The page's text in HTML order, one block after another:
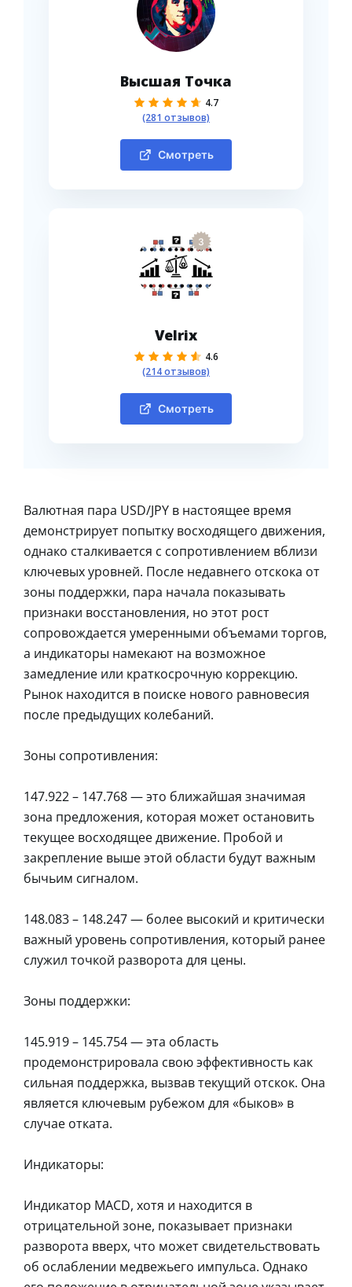
Высшая Точка
4.7
(281 отзывов)
Смотреть
3
Velrix
4.6
(214 отзывов)
Смотреть
Валютная пара USD/JPY в настоящее время
демонстрирует попытку восходящего движения,
однако сталкивается с сопротивлением вблизи
ключевых уровней. После недавнего отскока от
зоны поддержки, пара начала показывать
признаки восстановления, но этот рост
сопровождается умеренными объемами торгов,
а индикаторы намекают на возможное
замедление или краткосрочную коррекцию.
Рынок находится в поиске нового равновесия
после предыдущих колебаний.
Зоны сопротивления:
147.922 – 147.768 — это ближайшая значимая
зона предложения, которая может остановить
текущее восходящее движение. Пробой и
закрепление выше этой области будут важным
бычьим сигналом.
148.083 – 148.247 — более высокий и критически
важный уровень сопротивления, который ранее
служил точкой разворота для цены.
Зоны поддержки:
145.919 – 145.754 — эта область
продемонстрировала свою эффективность как
сильная поддержка, вызвав текущий отскок. Она
является ключевым рубежом для «быков» в
случае отката.
Индикаторы:
Индикатор MACD, хотя и находится в
отрицательной зоне, показывает признаки
разворота вверх, что может свидетельствовать
об ослаблении медвежьего импульса. Однако